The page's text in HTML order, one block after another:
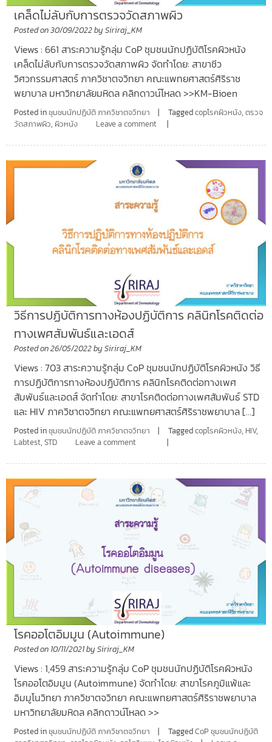
เคล็ดไม่ลับกับการตรวจวัดสภาพผิว
Posted on30/09/2022by Siriraj_KM
Views : 661 สาระความรู้กลุ่ม CoP ชุมชนนักปฏิบัติโรคผิวหนัง
เคล็ดไม่ลับกับการตรวจวัดสภาพผิว จัดทำโดย: สาขาชีว
วิศวกรรมศาสตร์ ภาควิชาตจวิทยา คณะแพทยศาสตร์ศิริราช
พยาบาล มหาวิทยาลัยมหิดล คลิกดาวน์โหลด >>KM-Bioen
Posted inชุมชนนักปฏิบัติ ภาควิชาตจวิทยา Taggedcopโรคผิวหนัง, ตรวจ
วัดสภาพผิว, ผิวหนัง Leave a comment
วิธีการปฏิบัติการทางห้องปฏิบัติการ คลินิกโรคติดต่อ
ทางเพศสัมพันธ์และเอดส์
Posted on26/05/2022by Siriraj_KM
Views : 703 สาระความรู้กลุ่ม CoP ชุมชนนักปฏิบัติโรคผิวหนัง วิธี
การปฏิบัติการทางห้องปฏิบัติการ คลินิกโรคติดต่อทางเพศ
สัมพันธ์และเอดส์ จัดทำโดย: สาขาโรคติดต่อทางเพศสัมพันธ์ STD
และ HIV ภาควิชาตจวิทยา คณะแพทยศาสตร์ศิริราชพยาบาล […]
Posted inชุมชนนักปฏิบัติ ภาควิชาตจวิทยา Taggedcopโรคผิวหนัง, HIV,
Labtest, STD Leave a comment
โรคออโตอิมมูน (Autoimmune)
Posted on 10/11/2021by Siriraj_KM
Views : 1,459 สาระความรู้กลุ่ม CoP ชุมชนนักปฏิบัติโรคผิวหนัง
โรคออโตอิมมูน (Autoimmune) จัดทำโดย: สาขาโรคภูมิแพ้และ
อิมมูโนวิทยา ภาควิชาตจวิทยา คณะแพทยศาสตร์ศิริราชพยาบาล
มหาวิทยาลัยมหิดล คลิกดาวน์โหลด >>
Posted inชุมชนนักปฏิบัติ ภาควิชาตจวิทยา TaggedCoP ชุมชนนักปฏิบัติ